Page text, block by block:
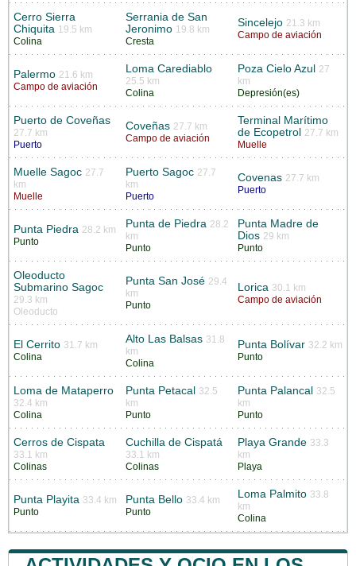
Cerro Sierra
Chiquita 19.5 km
Colina
Serrania de San
Jeronimo 19.8 km
Cresta
Sincelejo 21.3 km
Campo de aviación
Palermo 21.6 km
Campo de aviación
Loma Carediablo
25.5 km
Colina
Poza Cielo Azul
27
km
Depresión(es)
Puerto de Coveñas
27.7 km
Puerto
Coveñas 27.7 km
Campo de aviación
Terminal Marítimo
de Ecopetrol
27.7 km
Muelle
Muelle Sagoc 27.7
km
Muelle
Puerto Sagoc 27.7
km
Puerto
Covenas 27.7 km
Puerto
Punta Piedra 28.2 km
Punto
Punta de Piedra 28.2
km
Punto
Punta Madre de
Dios 29 km
Punto
Oleoducto
Submarino Sagoc
29.3 km
Oleoducto
Punta San José 29.4
km
Punto
Lorica 30.1 km
Campo de aviación
El Cerrito 31.7 km
Colina
Alto Las Balsas 31.8
km
Colina
Punta Bolívar 32.2 km
Punto
Loma de Mataperro
32.4 km
Colina
Punta Petacal
32.5
km
Punto
Punta Palancal
32.5
km
Punto
Cerros de Cispata
33.1 km
Colinas
Cuchilla de Cispatá
33.1 km
Colinas
Playa Grande 33.3
km
Playa
Punta Playita 33.4 km
Punto
Punta Bello 33.4 km
Punto
Loma Palmito 33.8
km
Colina